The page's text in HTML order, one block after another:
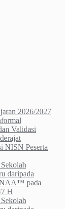
2026/2027
Validasi
NISN Peserta
daripada
pada
H